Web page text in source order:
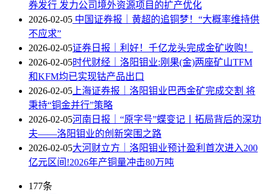
券发行 发力公司境外资源项目的扩产优化
2026-02-05 中国证券报｜黄超的追铜梦！“大概率维持供
不应求”
2026-02-05证券日报｜利好！千亿龙头完成金矿收购！
2026-02-05时代财经｜洛阳钼业:刚果(金)两座矿山TFM
和KFM均已实现钴产品出口
2026-02-05 上海证券报｜洛阳钼业巴西金矿完成交割 将
秉持“铜金并行”策略
2026-02-05河南日报｜“原字号”蝶变记丨拓局背后的深功
夫——洛阳钼业的创新突围之路
2026-02-05大河财立方｜洛阳钼业预计盈利首次进入200
亿元区间!2026年产铜量冲击80万吨
177条